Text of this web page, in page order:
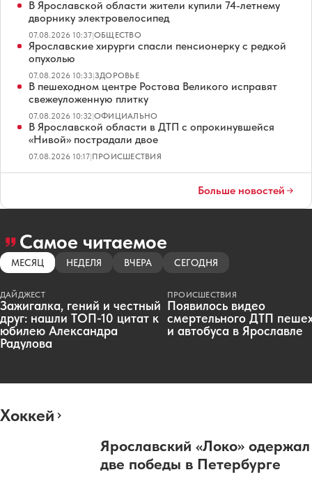
В Ярославской области жители купили 74-летнему
дворнику электровелосипед
07.08.2026 10:37|ОБЩЕСТВО
Ярославские хирурги спасли пенсионерку с редкой
опухолью
07.08.2026 10:33|ЗДОРОВЬЕ
В пешеходном центре Ростова Великого исправят
свежеуложенную плитку
07.08.2026 10:32|ОФИЦИАЛЬНО
В Ярославской области в ДТП с опрокинувшейся
«Нивой» пострадали двое
07.08.2026 10:17|ПРОИСШЕСТВИЯ
Больше новостей
Самое читаемое
МЕСЯЦ НЕДЕЛЯ ВЧЕРА СЕГОДНЯ
ДАЙДЖЕСТ
Зажигалка, гений и честный
друг: нашли ТОП-10 цитат к
юбилею Александра
Радулова
ПРОИСШЕСТВИЯ
Появилось видео
смертельного ДТП
и автобуса в Ярославле
Хоккей
Ярославский «Локо» одержал
две победы в Петербурге